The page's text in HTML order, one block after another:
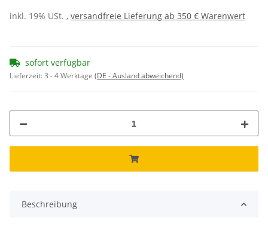
inkl. 19% USt. , versandfreie Lieferung ab 350 € Warenwert
sofort verfügbar
Lieferzeit:3 - 4 Werktage (DE - Ausland abweichend)
Beschreibung